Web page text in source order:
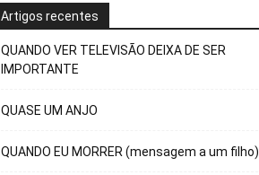
Artigos recentes
QUANDO VER TELEVISÃO DEIXA DE SER
IMPORTANTE
QUASE UM ANJO
QUANDO EU MORRER (mensagem a um filho)